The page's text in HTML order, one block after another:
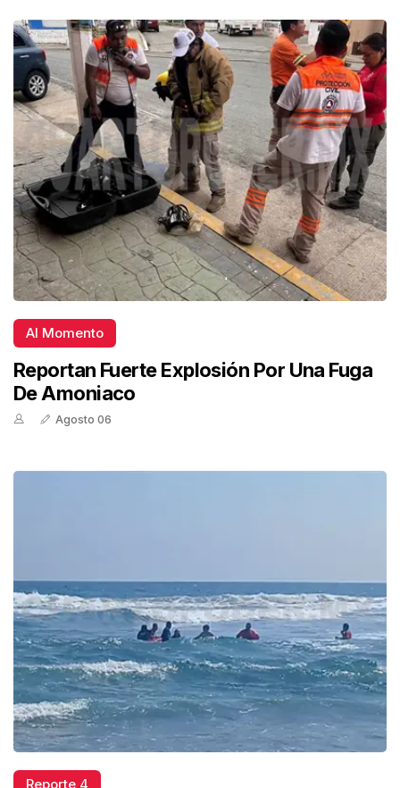
Al Momento
Reportan Fuerte Explosión Por Una Fuga
De Amoniaco
Agosto 06
Reporte 4